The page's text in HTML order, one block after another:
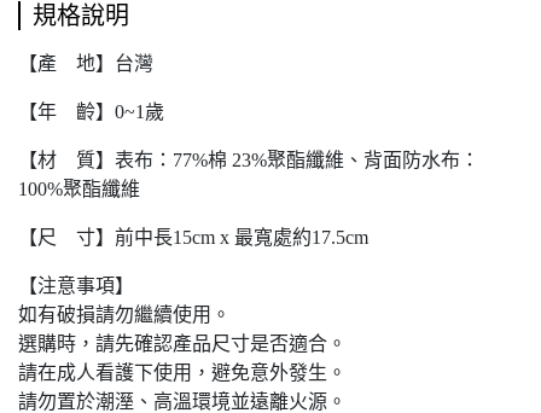
規格說明
【產 地】台灣
【年 齡】0~1歲
【材 質】表布：77%棉 23%聚酯纖維、背面防水布：
100%聚酯纖維
【尺 寸】前中長15cm x 最寬處約17.5cm
【注意事項】
如有破損請勿繼續使用。
選購時，請先確認產品尺寸是否適合。
請在成人看護下使用，避免意外發生。
請勿置於潮溼、高溫環境並遠離火源。